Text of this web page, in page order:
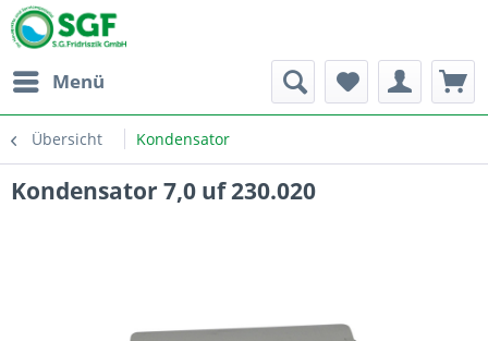
Menü
Übersicht Kondensator
Kondensator 7,0 uf 230.020